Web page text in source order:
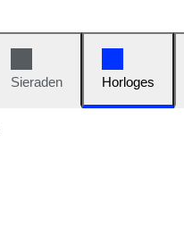
Sieraden Horloges